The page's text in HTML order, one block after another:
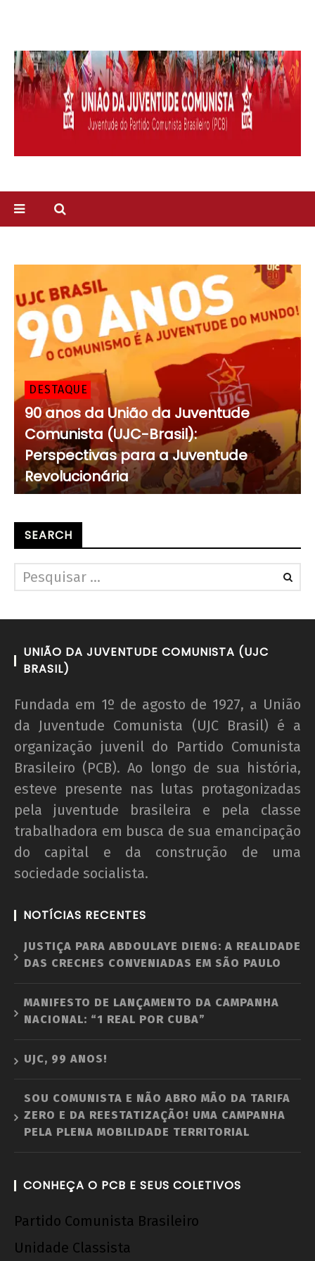
DESTAQUE
90 anos da União da Juventude
Comunista (UJC-Brasil):
Perspectivas para a Juventude
Revolucionária
SEARCH
UNIÃO DA JUVENTUDE COMUNISTA (UJC
BRASIL)
Fundada em 1º de agosto de 1927, a União
da Juventude Comunista (UJC Brasil) é a
organização juvenil do Partido Comunista
Brasileiro (PCB). Ao longo de sua história,
esteve presente nas lutas protagonizadas
pela juventude brasileira e pela classe
trabalhadora em busca de sua emancipação
do capital e da construção de uma
sociedade socialista.
NOTÍCIAS RECENTES
JUSTIÇA PARA ABDOULAYE DIENG: A REALIDADE
DAS CRECHES CONVENIADAS EM SÃO PAULO
MANIFESTO DE LANÇAMENTO DA CAMPANHA
NACIONAL: “1 REAL POR CUBA”
UJC, 99 ANOS!
SOU COMUNISTA E NÃO ABRO MÃO DA TARIFA
ZERO E DA REESTATIZAÇÃO! UMA CAMPANHA
PELA PLENA MOBILIDADE TERRITORIAL
CONHEÇA O PCB E SEUS COLETIVOS
Partido Comunista Brasileiro
Unidade Classista